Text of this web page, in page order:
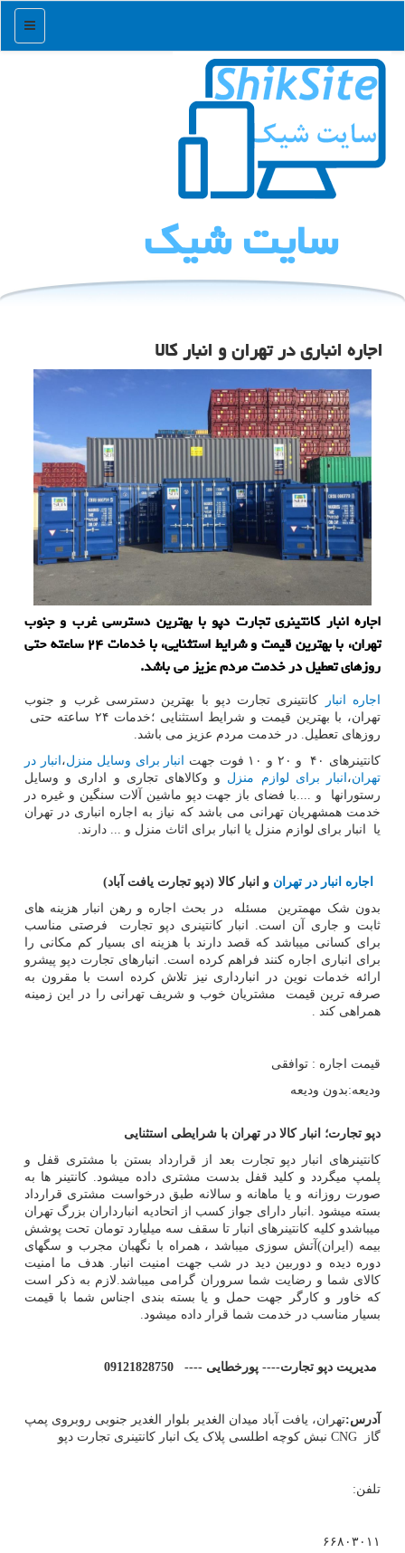
منو
سایت شیك
اجاره انباری در تهران و انبار كالا
اجاره انبار كانتینری تجارت دپو با بهترین دسترسی غرب و جنوب
تهران، با بهترین قیمت و شرایط استثنایی، با خدمات ۲۴ ساعته حتی
روزهای تعطیل در خدمت مردم عزیز می باشد.
اجاره انبار
كانتینری تجارت دپو با بهترین دسترسی غرب و جنوب
تهران، با بهترین قیمت و شرایط استثنایی ؛خدمات ۲۴ ساعته حتی
روزهای تعطیل. در خدمت مردم عزیز می باشد.
کانتینرهای ۴۰ و ۲۰ و ۱۰ فوت جهت
انبار برای وسایل منزل، انبار در
تهران، انبار برای لوازم منزل و وکالاهای تجاری و اداری و وسایل
رستورانها و ....با فضای باز جهت دپو ماشین آلات سنگین و غیره در
خدمت همشهریان تهرانی می باشد که نیاز به اجاره انباری در تهران
یا انبار برای لوازم منزل یا انبار برای اثاث منزل و ... دارند.
اجاره انبار در تهران و انبار کالا (دپو تجارت یافت آباد)
بدون شک مهمترین مسئله در بحث اجاره و رهن انبار هزینه های
ثابت و جاری آن است. انبار کانتینری دپو تجارت فرصتی مناسب
برای کسانی میباشد که قصد دارند با هزینه ای بسیار کم مکانی را
برای انباری اجاره کنند فراهم کرده است. انبارهای تجارت دپو پیشرو
ارائه خدمات نوین در انبارداری نیز تلاش کرده است با مقرون به
صرفه ترین قیمت مشتریان خوب و شریف تهرانی را در این زمینه
همراهی کند .
قیمت اجاره : توافقی
ودیعه:بدون ودیعه
دپو تجارت؛ انبار کالا در تهران با شرایطی استثنایی
کانتینرهای انبار دپو تجارت بعد از قرارداد بستن با مشتری قفل و
پلمپ میگردد و کلید قفل بدست مشتری داده میشود. کانتینر ها به
صورت روزانه و یا ماهانه و سالانه طبق درخواست مشتری قرارداد
بسته میشود .انبار دارای جواز کسب از اتحادیه انبارداران بزرگ تهران
میباشدو کلیه کانتینرهای انبار تا سقف سه میلیارد تومان تحت پوشش
بیمه (ایران)آتش سوزی میباشد ، همراه با نگهبان مجرب و سگهای
دوره دیده و دوربین دید در شب جهت امنیت انبار. هدف ما امنیت
کالای شما و رضایت شما سروران گرامی میباشد.لازم به ذکر است
که خاور و کارگر جهت حمل و یا بسته بندی اجناس شما با قیمت
بسیار مناسب در خدمت شما قرار داده میشود.
مدیریت دپو تجارت---- پورخطایی ---- 09121828750
آدرس:تهران، یافت آباد میدان الغدیر بلوار الغدیر جنوبی روبروی پمپ
گاز CNG نبش کوچه اطلسی پلاک یک انبار کانتینری تجارت دپو
تلفن:
۶۶۸۰۳۰۱۱